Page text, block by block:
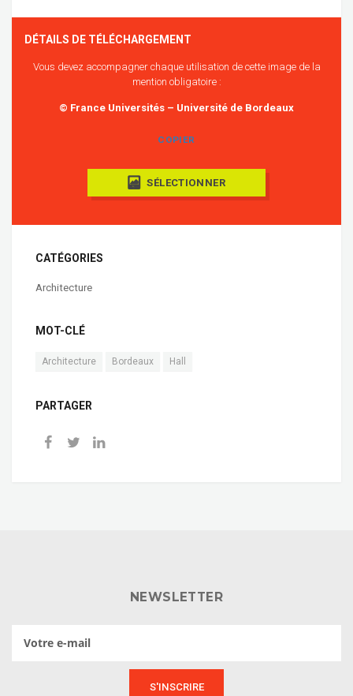
DÉTAILS DE TÉLÉCHARGEMENT
Vous devez accompagner chaque utilisation de cette image de la
mention obligatoire :
© France Universités – Université de Bordeaux
COPIER
SÉLECTIONNER
CATÉGORIES
Architecture
MOT-CLÉ
Architecture Bordeaux Hall
PARTAGER
NEWSLETTER